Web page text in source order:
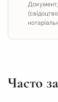
Часто